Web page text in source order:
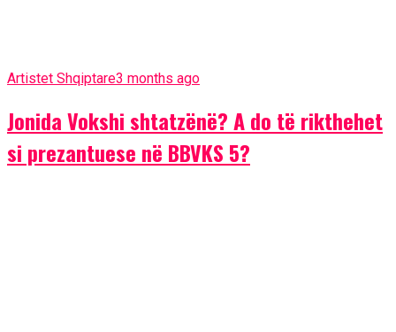
Artistet Shqiptare3 months ago
Jonida Vokshi shtatzënë? A do të rikthehet
si prezantuese në BBVKS 5?